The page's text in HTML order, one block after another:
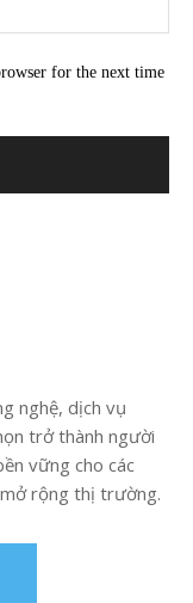
for the next time
nghệ, dịch vụ
trở thành người
vững cho các
rộng thị trường.